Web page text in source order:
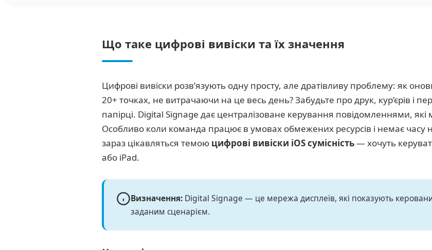
Що таке цифрові вивіски та їх значення
Цифрові вивіски розв’язують одну просту, але дратівливу проблему: як
20+ точках, не витрачаючи на це весь день? Забудьте про друк, кур’єрів і
папірці. Digital Signage дає централізоване керування повідомленнями,
Особливо коли команда працює в умовах обмежених ресурсів і немає часу
зараз цікавляться темою цифрові вивіски iOS сумісність— хочуть
або iPad.
Визначення: Digital Signage — це мережа дисплеїв, які показують
заданим сценарієм.